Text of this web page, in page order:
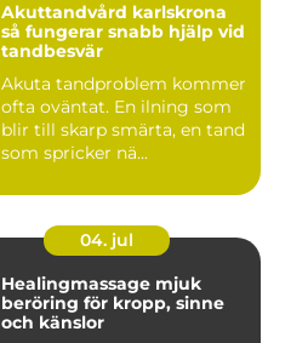
Akuttandvård karlskrona
så fungerar snabb hjälp vid
tandbesvär
Akuta tandproblem kommer
ofta oväntat. En ilning som
blir till skarp smärta, en tand
som spricker nä...
04. jul
Healingmassage mjuk
beröring för kropp, sinne
och känslor